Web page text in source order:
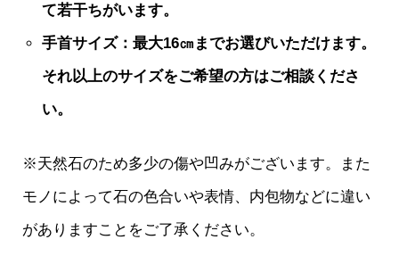
て若干ちがいます。
手首サイズ：最大16㎝までお選びいただけます。
それ以上のサイズをご希望の方はご相談くださ
い。
※天然石のため多少の傷や凹みがございます。また
モノによって石の色合いや表情、内包物などに違い
がありますことをご了承ください。